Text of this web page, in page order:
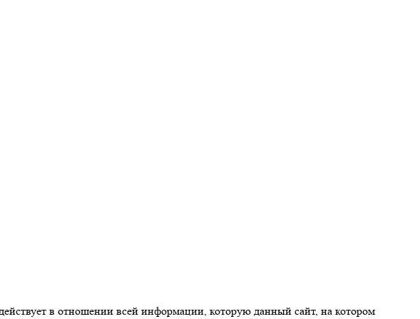
в отношении всей информации, которую данный сайт, на котором